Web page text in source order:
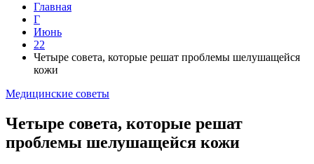
Главная
Г
Июнь
22
Четыре совета, которые решат проблемы шелушащейся
кожи
Опубликовано
Медицинские советы
Четыре совета, которые решат
проблемы шелушащейся кожи